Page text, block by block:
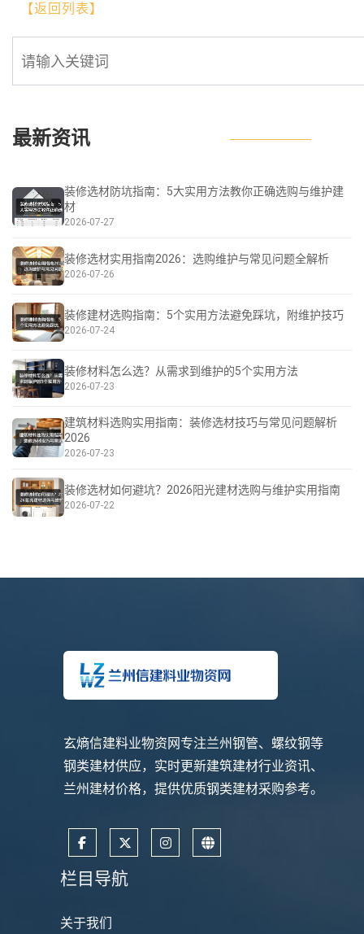
【返回列表】
最新资讯
装修选材防坑指南：5大实用方法教你正确选购与维护建
材
2026-07-27
装修选材实用指南2026：选购维护与常见问题全解析
2026-07-26
装修建材选购指南：5个实用方法避免踩坑，附维护技巧
2026-07-24
装修材料怎么选？从需求到维护的5个实用方法
2026-07-23
建筑材料选购实用指南：装修选材技巧与常见问题解析
2026
2026-07-23
装修选材如何避坑？2026阳光建材选购与维护实用指南
2026-07-22
玄熵信建料业物资网专注兰州钢管、螺纹钢等
钢类建材供应，实时更新建筑建材行业资讯、
兰州建材价格，提供优质钢类建材采购参考。
栏目导航
关于我们